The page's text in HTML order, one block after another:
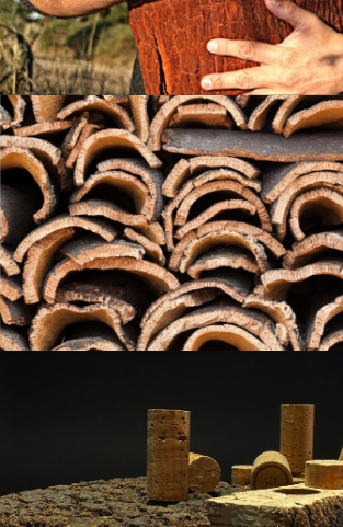
La filière liège
Notre savoir-faire